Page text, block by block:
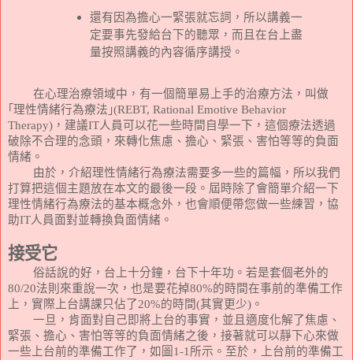
還有因為擔心一緊張就忘詞，所以講義一
定要事先發給台下的聽眾，而且在台上盡
量按照講義的內容循序講授。
在心理治療領域中，有一個簡單易上手的治療方法，叫做
｢理性情緒行為療法｣(REBT, Rational Emotive Behavior
Therapy) ，建議IT人員可以花一些時間自學一下，這個療法透過
破除不合理的念頭，來轉化焦慮、擔心、緊張、害怕等等的負面
情緒。
由於，介紹理性情緒行為療法需要多一些的篇幅，所以我們
打算把這個主題放在本文的最後一段。屆時除了會簡單介紹一下
理性情緒行為療法的基本概念外，也會順便帶您做一些練習，協
助IT人員面對並轉換負面情緒。
接受它
俗話說的好，台上十分鐘，台下十年功。若是套個老外的
80/20法則來重說一次，也是要花掉80%的時間在事前的準備工作
上，實際上台講課只佔了20%的時間(其實更少) 。
一旦，肯面對自己即將上台的事實，並且適度化解了焦慮、
緊張、擔心、害怕等等的負面情緒之後，接著就可以靜下心來做
一些上台前的準備工作了，如圖 1-1 所示。至於，上台前的準備工